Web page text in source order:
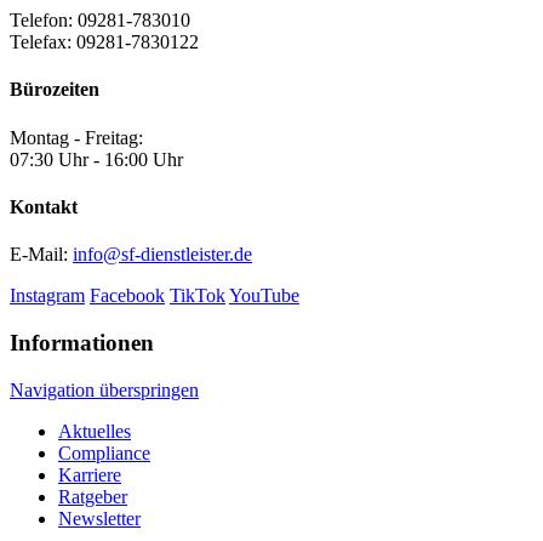
Telefon: 09281-783010
Telefax: 09281-7830122
Bürozeiten
Montag - Freitag:
07:30 Uhr - 16:00 Uhr
Kontakt
E-Mail: info@sf-dienstleister.de
Instagram Facebook TikTokYouTube
Informationen
Navigation überspringen
Aktuelles
Compliance
Karriere
Ratgeber
Newsletter